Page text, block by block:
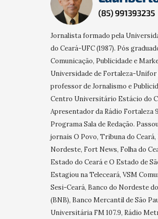
Jornalista formado pela
do Ceará-UFC (1987). Pós
Comunicação, Publicidade e
Universidade de Fortaleza-Unifor
professor de Jornalismo e
Centro Universitário Estácio do
Apresentador da Rádio Fortaleza
Programa Sala de Redação.
jornais O Povo, Tribuna do
Nordeste, Fort News, Folha do
Estado do Ceará e O Estado de
Estagiou na Teleceará, VSM
Sesi-Ceará, Banco do Nordeste
(BNB), Banco Mercantil de São
Universitária FM 107.9, Rádio